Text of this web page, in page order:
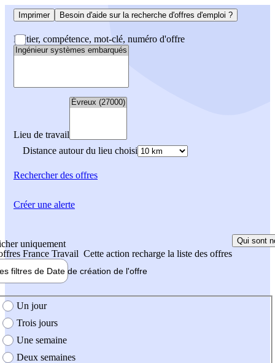
Imprimer Besoin d'aide sur la recherche d'offres d'emploi ?
Métier, compétence, mot-clé, numéro d'offre
Lieu de travail
Distance autour du lieu choisi
Rechercherdes offres
uniquement
France Travail Cette action recharge la liste des offres
Qui sont
filtres de Date de création de l'offre
création de l'offre
Un jour
Trois jours
Une semaine
Deux semaines
Créer une alerte